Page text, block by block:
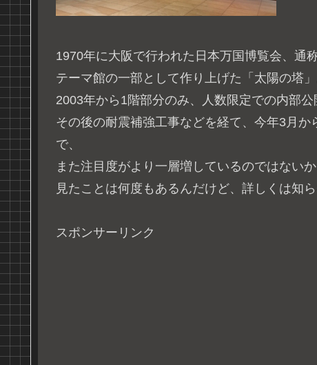
1970年に大阪で行われた日本万国博覧会、通
テーマ館の一部として作り上げた「太陽の塔」
2003年から1階部分のみ、人数限定での内部公
その後の耐震補強工事などを経て、今年3月
で、
また注目度がより一層増しているのではないか
見たことは何度もあるんだけど、詳しくは知
スポンサーリンク